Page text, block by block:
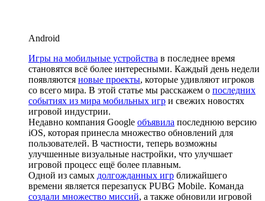
Android
Игры на мобильные устройства в последнее время
становятся всё более интересными. Каждый день недели
появляются новые проекты, которые удивляют игроков
со всего мира. В этой статье мы расскажем о последних
событиях из мира мобильных игр и свежих новостях
игровой индустрии.
Недавно компания Google объявила последнюю версию
iOS, которая принесла множество обновлений для
пользователей. В частности, теперь возможны
улучшенные визуальные настройки, что улучшает
игровой процесс ещё более плавным.
Одной из самых долгожданных игр ближайшего
времени является перезапуск PUBG Mobile. Команда
создали множество миссий, а также обновили игровой